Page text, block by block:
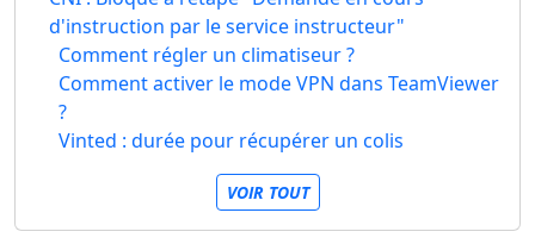
d'instruction par le service instructeur"
Comment régler un climatiseur ?
Comment activer le mode VPN dans TeamViewer
?
Vinted : durée pour récupérer un colis
VOIR TOUT